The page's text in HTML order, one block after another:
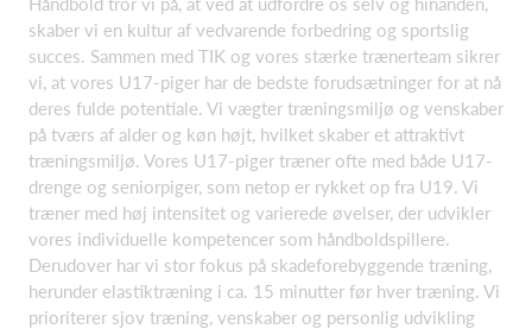
skaber vi en kultur af vedvarende forbedring og sportslig
succes. Sammen med TIK og vores stærke trænerteam sikrer
vi, at vores U17-piger har de bedste forudsætninger for at nå
deres fulde potentiale. Vi vægter træningsmiljø og venskaber
på tværs af alder og køn højt, hvilket skaber et attraktivt
træningsmiljø. Vores U17-piger træner ofte med både U17-
drenge og seniorpiger, som netop er rykket op fra U19. Vi
træner med høj intensitet og varierede øvelser, der udvikler
vores individuelle kompetencer som håndboldspillere.
Derudover har vi stor fokus på skadeforebyggende træning,
herunder elastiktræning i ca. 15 minutter før hver træning. Vi
prioriterer sjov træning, venskaber og personlig udvikling